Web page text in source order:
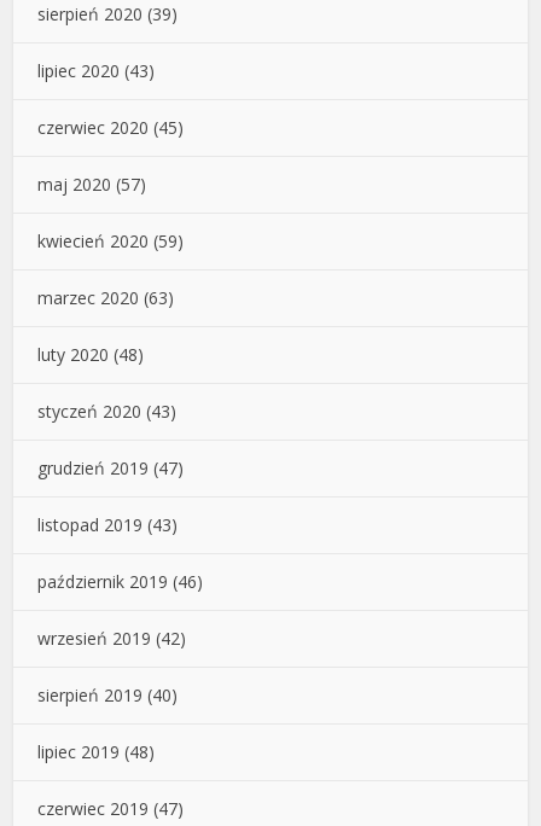
sierpień 2020 (39)
lipiec 2020 (43)
czerwiec 2020 (45)
maj 2020 (57)
kwiecień 2020 (59)
marzec 2020 (63)
luty 2020 (48)
styczeń 2020 (43)
grudzień 2019 (47)
listopad 2019 (43)
październik 2019 (46)
wrzesień 2019 (42)
sierpień 2019 (40)
lipiec 2019 (48)
czerwiec 2019 (47)